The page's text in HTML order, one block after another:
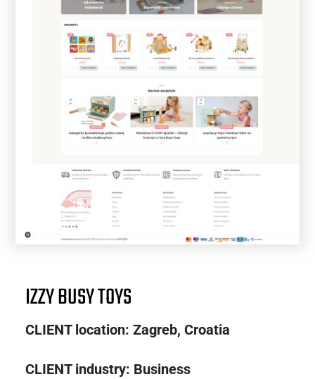
IZZY BUSY TOYS
CLIENT location: Zagreb, Croatia
CLIENT industry: Business